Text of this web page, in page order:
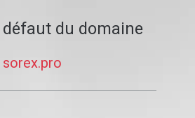
défaut du domaine
sorex.pro